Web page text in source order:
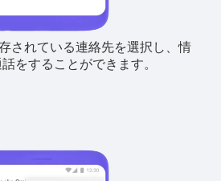
されている連絡先を選択し、情
をすることができます。